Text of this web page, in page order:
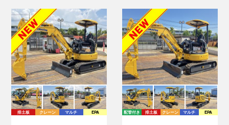
排土板 クレーン マルチ EPA 配管付き 排土板 クレーン マルチ EPA